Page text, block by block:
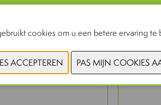
NATSBI
cookies om u een betere ervaring